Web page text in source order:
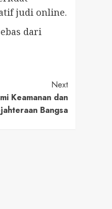
judi online.
dari
Next
Keamanan dan
Bangsa